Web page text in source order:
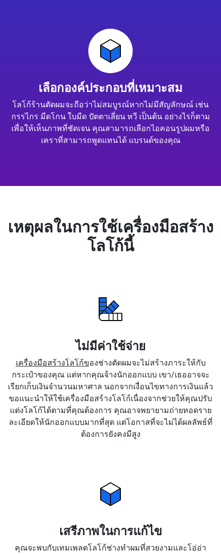
เลือกองค์ประกอบที่เหมาะสม
โลโก้ร้านตัดผมจะถือว่าไม่สมบูรณ์หากไม่มีสัญลักษณ์ เช่น
กรรไกร มีดโกน ใบมีด ปัตตาเลี่ยน หวี เป็นต้น อย่างไรก็ตาม
เพื่อให้เห็นภาพที่ชัดเจน คุณสามารถเลือกไอคอนรูปผมหรือ
เคราที่สามารถพูดแทนได้ แบรนด์ของคุณ
เหตุผลในการใช้เครื่องมือสร้าง
โลโก้นี้
ไม่มีค่าใช้จ่าย
เครื่องมือสร้างโลโก้ของช่างตัดผมจะไม่สร้างภาระให้กับ
กระเป๋าของคุณ แต่หากคุณจ้างนักออกแบบ เขา/เธออาจจะ
เรียกเก็บเงินจำนวนมหาศาล นอกจากเงื่อนไขทางการเงินแล้ว
ขอแนะนำให้ใช้เครื่องมือสร้างโลโก้เนื่องจากช่วยให้คุณปรับ
แต่งโลโก้ได้ตามที่คุณต้องการ คุณอาจพยายามถ่ายทอดราย
ละเอียดให้นักออกแบบมากที่สุด แต่โอกาสที่จะไม่ได้ผลลัพธ์ที่
ต้องการยังคงมีสูง
เสรีภาพในการแก้ไข
คุณจะพบกับเทมเพลตโลโก้ช่างทำผมที่สวยงามและโอ่อ่า